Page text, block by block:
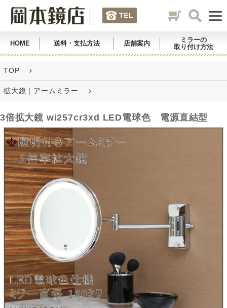
HOME 送料・支払方法 店舗案内
ミラーの
取り付け方法
TOP
拡大鏡｜アームミラー
3倍拡大鏡 wi257cr3xd LED電球色 電源直結型